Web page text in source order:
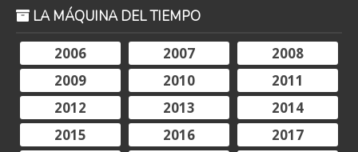
LA MÁQUINA DEL TIEMPO
2006
2007
2008
2009
2010
2011
2012
2013
2014
2015
2016
2017